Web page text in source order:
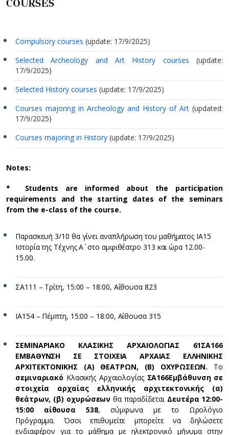
COURSES
Compulsory courses (update: 17/9/2025)
Selected Archeology and Art History courses (update:
17/9/2025)
Selected History courses (update: 17/9/2025)
Courses majoring in Archeology and History of Art (updated:
17/9/2025)
Courses majoring in History (update: 17/9/2025)
Notes:
* Students are informed about the participation
requirements and the starting dates of the seminars
from the e-class of the course.
Παρασκευή 3/10 θα γίνει αναπλήρωση του μαθήματος ΙΑ15
Ιστορία της Τέχνης Α΄ στο αμφιθέατρο 313 και ώρα 12.00-
15.00.
ΣΑ111 – Τρίτη, 15:00 – 18:00, Αίθουσα 823
ΙΑ154 – Πέμπτη, 15:00 – 18:00, Αίθουσα 315
ΣΕΜΙΝΑΡΙΑΚΟ ΚΛΑΣΙΚΗΣ ΑΡΧΑΙΟΛΟΓΙΑΣ 61ΣΑ166
ΕΜΒΑΘΥΝΣΗ ΣΕ ΣΤΟΙΧΕΙΑ ΑΡΧΑΙΑΣ ΕΛΛΗΝΙΚΗΣ
ΑΡΧΙΤΕΚΤΟΝΙΚΗΣ (Α) ΘΕΑΤΡΩΝ, (Β) ΟΧΥΡΩΣΕΩΝ. Το
σεμιναριακό Κλασικής ΑρχαιολογίαςΣΑ166Εμβάθυνση σε
στοιχεία αρχαίας ελληνικής αρχιτεκτονικής (α)
θεάτρων, (β) οχυρώσεωνθα παραδίδεται Δευτέρα 12:00-
15:00 αίθουσα 538, σύμφωνα με το Ωρολόγιο
Πρόγραμμα. Όσοι επιθυμείτε μπορείτε να δηλώσετε
ενδιαφέρον για το μάθημα με ηλεκτρονικό μήνυμα στην